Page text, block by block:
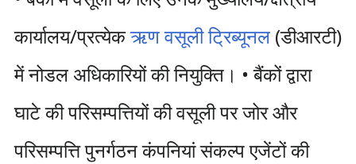
कार्यालय/प्रत्‍येकऋण वसूली ट्रिब्‍यूनल(डीआरटी)
में नोडल अधिकारियों की नियुक्ति। • बैंकों द्वारा
घाटे की परि‍सम्‍पत्तियों की वसूली पर जोर और
परि‍सम्‍पत्ति पुनर्गठन कंपनियां संकल्‍प एजेंटों की